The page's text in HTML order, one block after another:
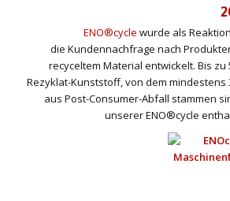
ENO®cycle wurde als
die Kundennachfrage nach
recyceltem Material entwickelt. Bis zu
Rezyklat-Kunststoff, von dem mindestens
aus Post-Consumer-Abfall stammen
unserer ENO®cycle